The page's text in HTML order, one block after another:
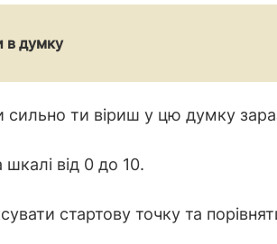
в думку
сильно ти віриш у цю думку
шкалі від 0 до 10.
стартову точку та